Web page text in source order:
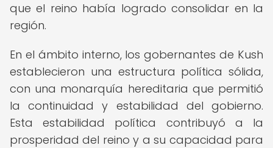
que el reino había logrado consolidar en la
región.
En el ámbito interno, los gobernantes de Kush
establecieron una estructura política sólida,
con una monarquía hereditaria que permitió
la continuidad y estabilidad del gobierno.
Esta estabilidad política contribuyó a la
prosperidad del reino y a su capacidad para